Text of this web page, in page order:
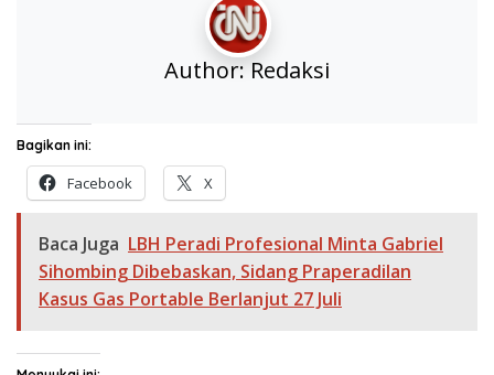
Author:Redaksi
Bagikan ini:
Facebook X
Baca Juga LBH Peradi Profesional Minta Gabriel
Sihombing Dibebaskan, Sidang Praperadilan
Kasus Gas Portable Berlanjut 27 Juli